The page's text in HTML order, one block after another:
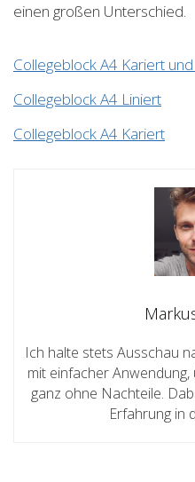
einen großen Unterschied.
Collegeblock A4 Kariert
Collegeblock A4 Liniert
Collegeblock A4 Kariert
Ich halte stets Ausschau
mit einfacher
ganz ohne Nachteile.
Erfahrung in